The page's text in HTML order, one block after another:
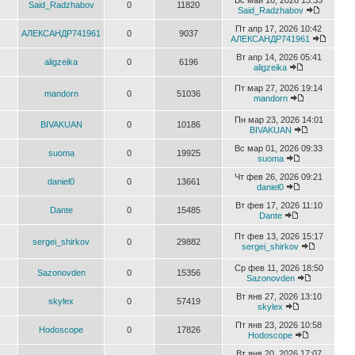
Said_Radzhabov 0 11820
Said_Radzhabov
АЛЕКСАНДР741961 0 9037
Пт апр 17, 2026 10:42
АЛЕКСАНДР741961
aligzeika 0 6196
Вт апр 14, 2026 05:41
aligzeika
mandorn 0 51036
Пт мар 27, 2026 19:14
mandorn
BIVAKUAN 0 10186
Пн мар 23, 2026 14:01
BIVAKUAN
suoma 0 19925
Вс мар 01, 2026 09:33
suoma
daniel0 0 13661
Чт фев 26, 2026 09:21
daniel0
Dante 0 15485
Вт фев 17, 2026 11:10
Dante
sergei_shirkov 0 29882
Пт фев 13, 2026 15:17
sergei_shirkov
Sazonovden 0 15356
Ср фев 11, 2026 18:50
Sazonovden
skylex 0 57419
Вт янв 27, 2026 13:10
skylex
Hodoscope 0 17826
Пт янв 23, 2026 10:58
Hodoscope